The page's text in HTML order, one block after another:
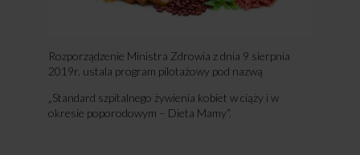
Rozporządzenie Ministra Zdrowia z dnia 9 sierpnia
2019r. ustala program pilotażowy pod nazwą
„Standard szpitalnego żywienia kobiet w ciąży i w
okresie poporodowym – Dieta Mamy”.